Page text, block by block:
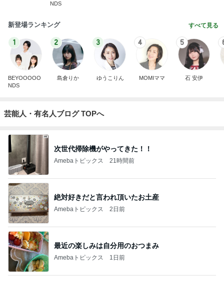
NDS
新登場ランキング すべて見る
1
BEYOOOOO
NDS
2
島倉りか
3
ゆうこりん
4
MOMIママ
5
石 安伊
芸能人・有名人ブログ TOPへ
次世代掃除機がやってきた！！
Amebaトピックス 21時間前
絶対好きだと言われ頂いたお土産
Amebaトピックス 2日前
最近の楽しみは自分用のおつまみ
Amebaトピックス 1日前